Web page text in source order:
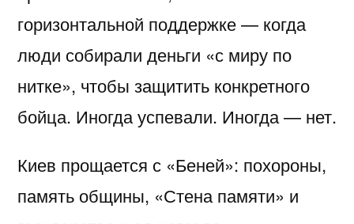
горизонтальной поддержке — когда
люди собирали деньги «с миру по
нитке», чтобы защитить конкретного
бойца. Иногда успевали. Иногда — нет.
Киев прощается с «Беней»: похороны,
память общины, «Стена памяти» и